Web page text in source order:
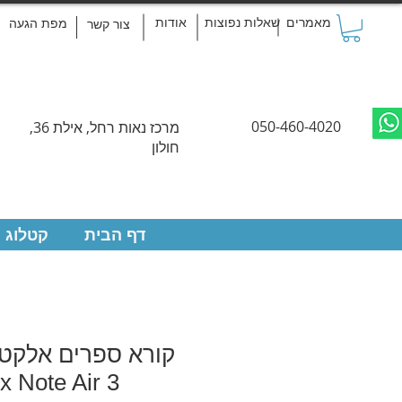
אודות צור קשר מאמרים מפת הגעה שאלות נפוצות
מרכז נאות רחל, אילת 36,
חולון
050-460-4020
דף הבית קטלוג
Note Air 3